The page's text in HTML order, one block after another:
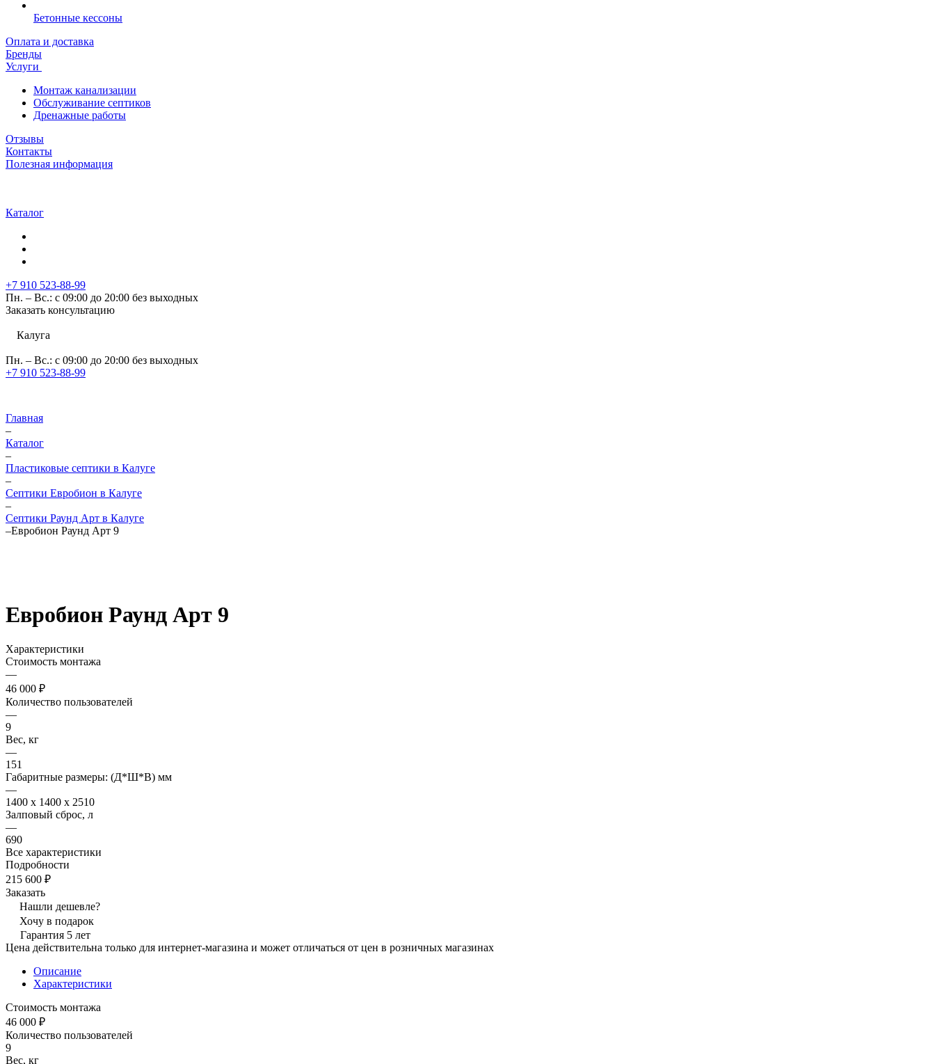
Бетонные кессоны
Оплата и доставка
Бренды
Услуги
Монтаж канализации
Обслуживание септиков
Дренажные работы
Отзывы
Контакты
Полезная информация
Каталог
+7 910 523-88-99
Пн. – Вс.: с 09:00 до 20:00 без выходных
Заказать консультацию
Калуга
Пн. – Вс.: с 09:00 до 20:00 без выходных
+7 910 523-88-99
Главная
–
Каталог
–
Пластиковые септики в Калуге
–
Септики Евробион в Калуге
–
Септики Раунд Арт в Калуге
–Евробион Раунд Арт 9
Евробион Раунд Арт 9
Характеристики
Стоимость монтажа
—
46 000 ₽
Количество пользователей
—
9
Вес, кг
—
151
Габаритные размеры: (Д*Ш*В) мм
—
1400 x 1400 x 2510
Залповый сброс, л
—
690
Все характеристики
Подробности
215 600 ₽
Заказать
Нашли дешевле?
Хочу в подарок
Гарантия 5 лет
Цена действительна только для интернет-магазина и может отличаться от цен в розничных магазинах
Описание
Характеристики
Стоимость монтажа
46 000 ₽
Количество пользователей
9
Вес, кг